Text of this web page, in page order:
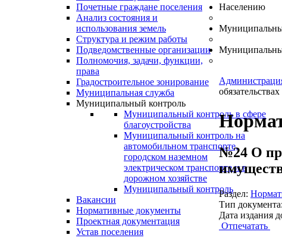
Почетные граждане поселения
Анализ состояния и
использования земель
Структура и режим работы
Подведомственные организации
Полномочия, задачи, функции,
права
Градостроительное зонирование
Муниципальная служба
Муниципальный контроль
Муниципальный контроль в сфере
благоустройства
Муниципальный контроль на
автомобильном транспорте,
городском наземном
электрическом транспорте и в
дорожном хозяйстве
Муниципальный контроль
Вакансии
Нормативные документы
Проектная документация
Устав поселения
Населению
№24 О
Раздел:
Тип документа:
Дата издания
Отпечатать